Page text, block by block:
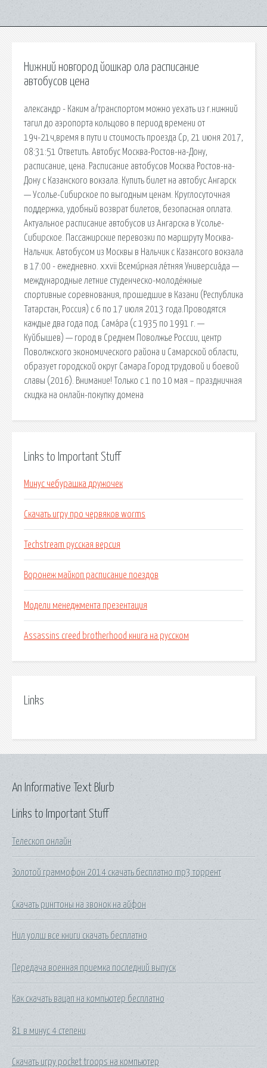
Нижний новгород йошкар ола расписание
автобусов цена
александр - Каким а/транспортом можно уехать из г.нижний
тагил до аэропорта кольцово в период времени от
19ч-21ч,время в пути и стоимость проезда Ср, 21 июня 2017,
08:31:51 Ответить. Автобус Москва-Ростов-на-Дону,
расписание, цена. Расписание автобусов Москва Ростов-на-
Дону с Казанского вокзала. Купить билет на автобус Ангарск
— Усолье-Сибирское по выгодным ценам. Круглосуточная
поддержка, удобный возврат билетов, безопасная оплата.
Актуальное расписание автобусов из Ангарска в Усолье-
Сибирское. Пассажирские перевозки по маршруту Москва-
Нальчик. Автобусом из Москвы в Нальчик с Казансого вокзала
в 17:00 - ежедневно. xxvii Всеми́рная ле́тняя Универсиа́да —
международные летние студенческо-молодёжные
спортивные соревнования, прошедшие в Казани (Республика
Татарстан, Россия) с 6 по 17 июля 2013 года.Проводятся
каждые два года под. Сама́ра (с 1935 по 1991 г. —
Куйбышев) — город в Среднем Поволжье России, центр
Поволжского экономического района и Самарской области,
образует городской округ Самара.Город трудовой и боевой
славы (2016). Внимание! Только с 1 по 10 мая – праздничная
скидка на онлайн-покупку домена
Links to Important Stuff
Минус чебурашка дружочек
Скачать игру про червяков worms
Techstream русская версия
Воронеж майкоп расписание поездов
Модели менеджмента презентация
Assassins creed brotherhood книга на русском
Links
Links to Important Stuff
Телескоп онлайн
Золотой граммофон 2014 скачать бесплатно mp3 торрент
Скачать рингтоны на звонок на айфон
Нил уолш все книги скачать бесплатно
Передача военная приемка последний выпуск
Как скачать вацап на компьютер бесплатно
81 в минус 4 степени
Скачать игру pocket troops на компьютер
An Informative Text Blurb